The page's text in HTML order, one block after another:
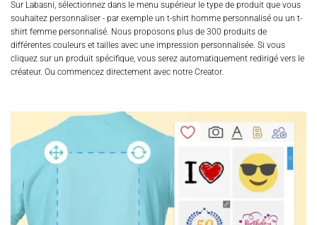
Sur Labasni, sélectionnez dans le menu supérieur le type de produit que vous
souhaitez personnaliser - par exemple un t-shirt homme personnalisé ou un t-
shirt femme personnalisé. Nous proposons plus de 300 produits de
différentes couleurs et tailles avec une impression personnalisée. Si vous
cliquez sur un produit spécifique, vous serez automatiquement redirigé vers le
créateur. Ou commencez directement avec notre Creator.